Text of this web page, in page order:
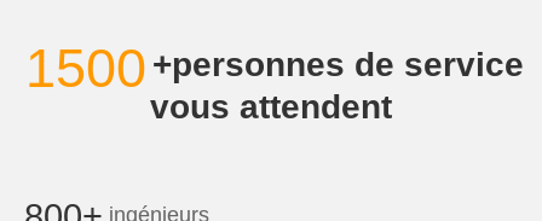
1500 +personnes de service
vous attendent
ingénieurs